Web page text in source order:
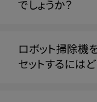
でしょうか？
ロボット掃除機
セットするには